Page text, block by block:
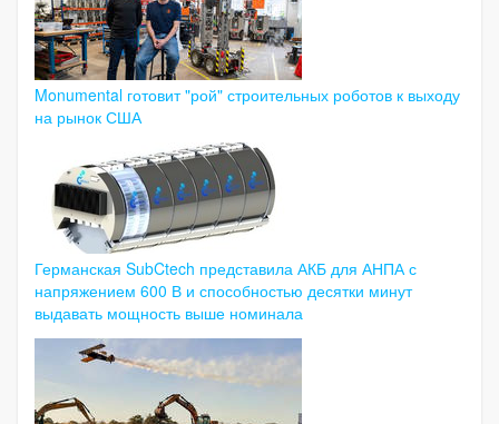
Monumental готовит "рой" строительных роботов к выходу
на рынок США
Германская SubCtech представила АКБ для АНПА с
напряжением 600 В и способностью десятки минут
выдавать мощность выше номинала